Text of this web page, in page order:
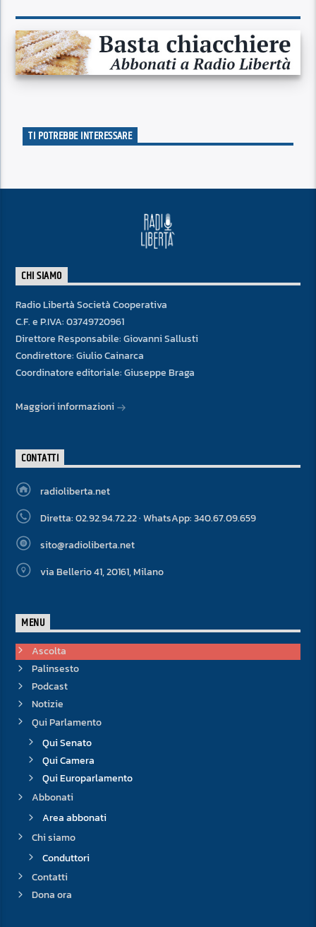
TI POTREBBE INTERESSARE
CHI SIAMO
Radio Libertà Società Cooperativa
C.F. e P.IVA: 03749720961
Direttore Responsabile: Giovanni Sallusti
Condirettore: Giulio Cainarca
Coordinatore editoriale: Giuseppe Braga
Maggiori informazioni
CONTATTI
radioliberta.net
Diretta: 02.92.94.72.22 · WhatsApp: 340.67.09.659
sito@radioliberta.net
via Bellerio 41, 20161, Milano
MENU
Ascolta
Palinsesto
Podcast
Notizie
Qui Parlamento
Qui Senato
Qui Camera
Qui Europarlamento
Abbonati
Area abbonati
Chi siamo
Conduttori
Contatti
Dona ora